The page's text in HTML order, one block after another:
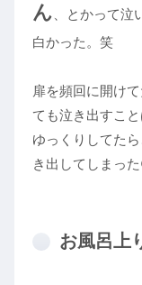
ん 、とかって
白かった。笑
扉を頻回に開け
ても泣き出すこ
ゆっくりしてた
き出してしまっ
お風呂上